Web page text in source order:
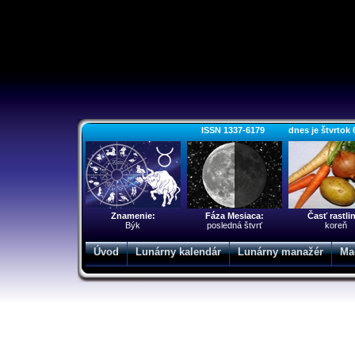
ISSN 1337-6179 dnes je štvrtok
Znamenie:
Býk
Fáza Mesiaca:
posledná štvrť
Časť
koreň
Úvod Lunárny kalendár Lunárny manažér